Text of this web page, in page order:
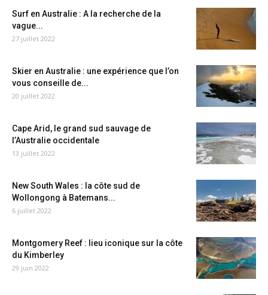
Surf en Australie : A la recherche de la
vague...
27 juillet 2022
Skier en Australie : une expérience que l’on
vous conseille de...
20 juillet 2022
Cape Arid, le grand sud sauvage de
l’Australie occidentale
13 juillet 2022
New South Wales : la côte sud de
Wollongong à Batemans...
6 juillet 2022
Montgomery Reef : lieu iconique sur la côte
du Kimberley
29 juin 2022